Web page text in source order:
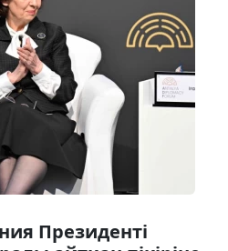
Президенті